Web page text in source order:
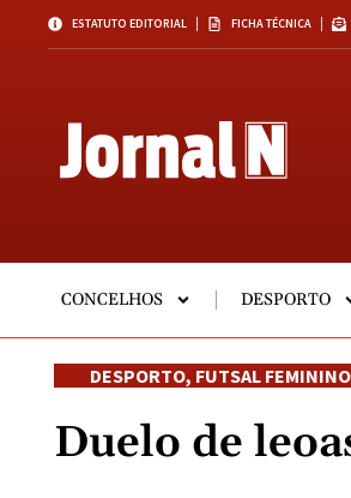
ESTATUTO EDITORIAL FICHA TÉCNICA
CONCELHOS DESPORTO
DESPORTO, FUTSAL FEMININO
Duelo de